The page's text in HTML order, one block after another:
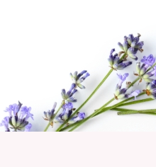
pharmacie
l’été"